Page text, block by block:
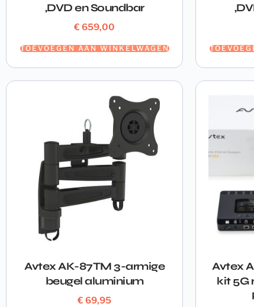
,DVD en Soundbar
€ 659,00
TOEVOEGEN AAN WINKELWAGEN
Avtex AK-87TM 3-armige
beugel aluminium
€ 69,95
Avtex
kit 5G